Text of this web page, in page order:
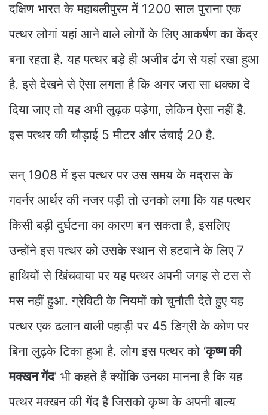
दक्षिण भारत के महाबलीपुरम में 1200 साल पुराना एक
पत्थर लोगां यहां आने वाले लोगों के लिए आकर्षण का केंद्र
बना रहता है. यह पत्थर बड़े ही अजीब ढंग से यहां रखा हुआ
है. इसे देखने से ऐसा लगता है कि अगर जरा सा धक्का दे
दिया जाए तो यह अभी लुढ़क पडे़गा, लेकिन ऐसा नहीं है.
इस पत्थर की चौड़ाई 5 मीटर और उंचाई 20 है.
सन् 1908 में इस पत्थर पर उस समय के मद्रास के
गवर्नर आर्थर की नजर पड़ी तो उनको लगा कि यह पत्थर
किसी बड़ी दुर्घटना का कारण बन सकता है, इसलिए
उन्होंने इस पत्थर को उसके स्थान से हटवाने के लिए 7
हाथियों से खिंचवाया पर यह पत्थर अपनी जगह से टस से
मस नहीं हुआ. ग्रेविटी के नियमों को चुनौती देते हुए यह
पत्थर एक ढलान वाली पहाड़ी पर 45 डिग्री के कोण पर
बिना लुढ़के टिका हुआ है. लोग इस पत्थर को ‘कृष्ण की
मक्खन गेंद’ भी कहते हैं क्योंकि उनका मानना है कि यह
पत्थर मक्खन की गेंद है जिसको कृष्ण के अपनी बाल्य